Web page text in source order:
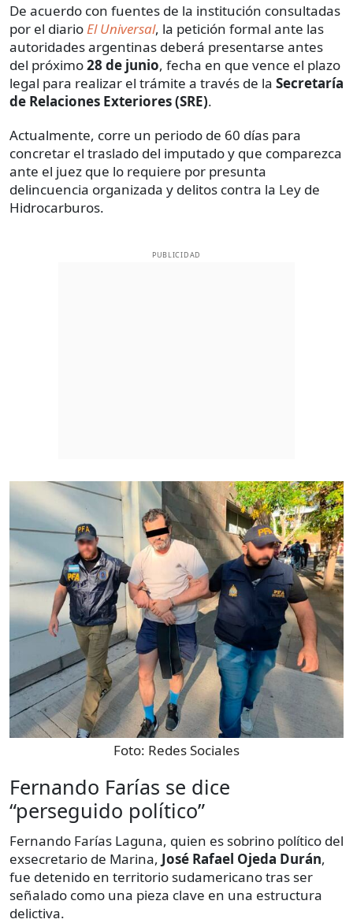
De acuerdo con fuentes de la institución consultadas
por el diarioEl Universal, la petición formal ante las
autoridades argentinas deberá presentarse antes
del próximo28 de junio, fecha en que vence el plazo
legal para realizar el trámite a través de la Secretaría
de Relaciones Exteriores (SRE).
Actualmente, corre un periodo de 60 días para
concretar el traslado del imputado y que comparezca
ante el juez que lo requiere por presunta
delincuencia organizada y delitos contra la Ley de
Hidrocarburos.
PUBLICIDAD
Foto: Redes Sociales
Fernando Farías se dice
“perseguido político”
Fernando Farías Laguna, quien es sobrino político del
exsecretario de Marina, José Rafael Ojeda Durán,
fue detenido en territorio sudamericano tras ser
señalado como una pieza clave en una estructura
delictiva.